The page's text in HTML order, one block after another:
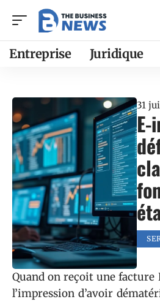
Entreprise Juridique
31
Quand on reçoit une facture
l’impression d’avoir